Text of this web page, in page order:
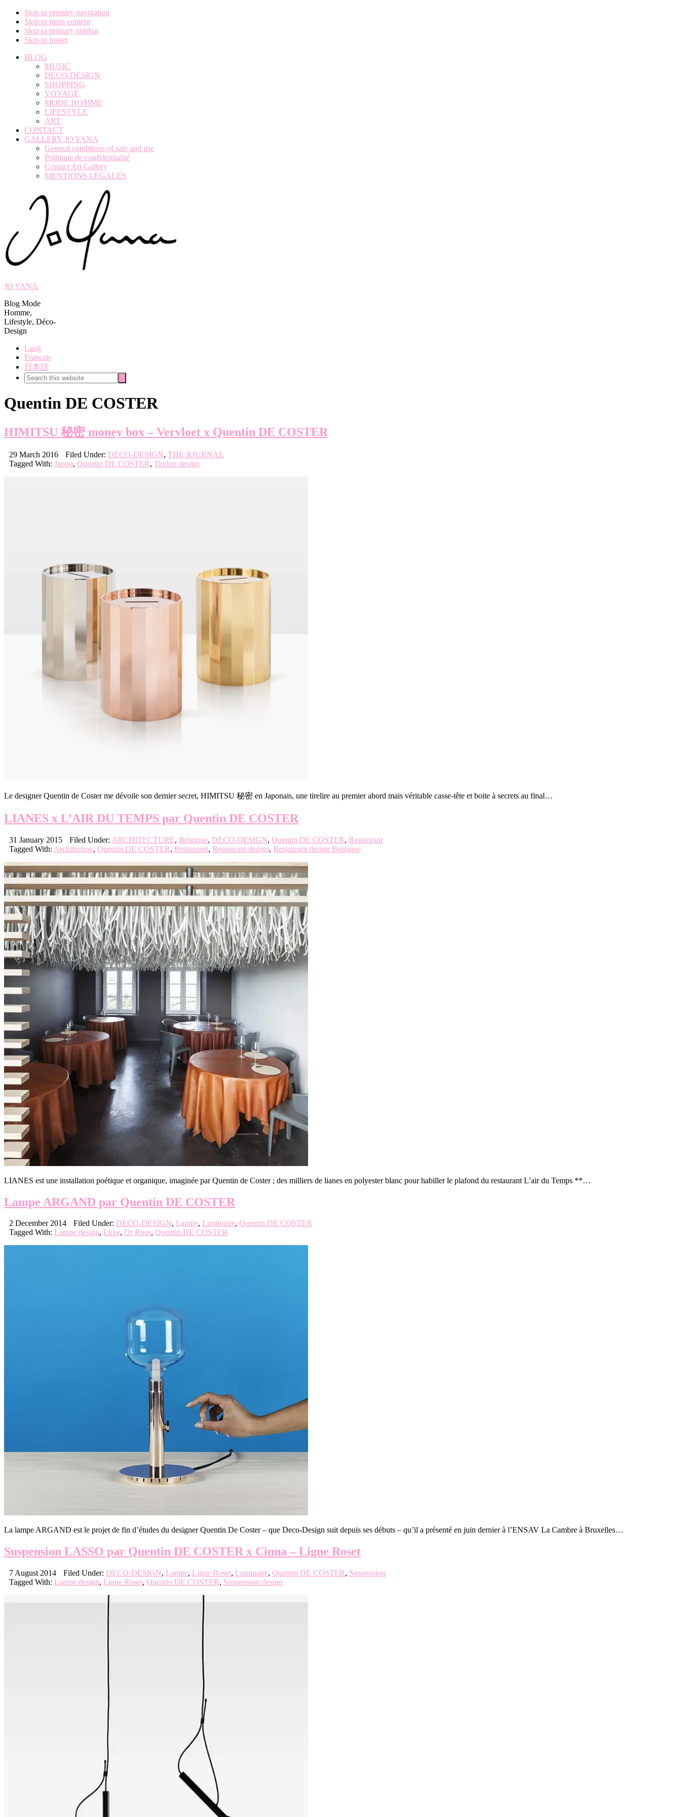
Skip to primary navigation
Skip to main content
Skip to primary sidebar
Skip to footer
BLOG
MUSIC
DECO-DESIGN
SHOPPING
VOYAGE
MODE HOMME
LIFESTYLE
ART
CONTACT
GALLERY JO YANA
General conditions of sale and use
Politique de confidentialité
Contact Art Gallery
MENTIONS LEGALES
JO YANA
Blog Mode
Homme,
Lifestyle, Déco-
Design
Lang
Français
日本語
Search
this
Quentin DE COSTER
HIMITSU 秘密 money box – Vervloet x Quentin DE COSTER
29 March 2016 Filed Under: DECO-DESIGN, THE JOURNAL
Tagged With: Japon, Quentin DE COSTER, Tirelire design
Le designer Quentin de Coster me dévoile son dernier secret, HIMITSU 秘密 en Japonais, une tirelire au premier abord mais véritable casse-tête et boite à secrets au final…
LIANES x L’AIR DU TEMPS par Quentin DE COSTER
31 January 2015 Filed Under: ARCHITECTURE, Belgique, DECO-DESIGN, Quentin DE COSTER, Restaurant
Tagged With: Architecture, Quentin DE COSTER, Restaurant, Restaurant design, Restaurant design Belgique
LIANES est une installation poétique et organique, imaginée par Quentin de Coster ; des milliers de lianes en polyester blanc pour habiller le plafond du restaurant L’air du Temps **…
Lampe ARGAND par Quentin DE COSTER
2 December 2014 Filed Under: DECO-DESIGN, Lampe, Luminaire, Quentin DE COSTER
Tagged With: Lampe design, Luxe, Or Rose, Quentin DE COSTER
La lampe ARGAND est le projet de fin d’études du designer Quentin De Coster – que Deco-Design suit depuis ses débuts – qu’il a présenté en juin dernier à l’ENSAV La Cambre à Bruxelles…
Suspension LASSO par Quentin DE COSTER x Cinna – Ligne Roset
7 August 2014 Filed Under: DECO-DESIGN, Lampe, Ligne Roset, Luminaire, Quentin DE COSTER, Suspension
Tagged With: Lampe design, Ligne Roset, Quentin DE COSTER, Suspension design